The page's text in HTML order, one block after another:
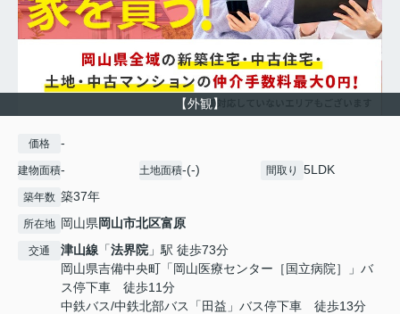
【外観】
価格 -
建物面積- 土地面積-(-) 間取り 5LDK
築年数 築37年
所在地 岡山県岡山市北区富原
交通 津山線 「法界院 」駅 徒歩73分
岡山県吉備中央町「岡山医療センター［国立病院］」バ
ス停下車 徒歩11分
中鉄バス/中鉄北部バス「田益」バス停下車 徒歩13分